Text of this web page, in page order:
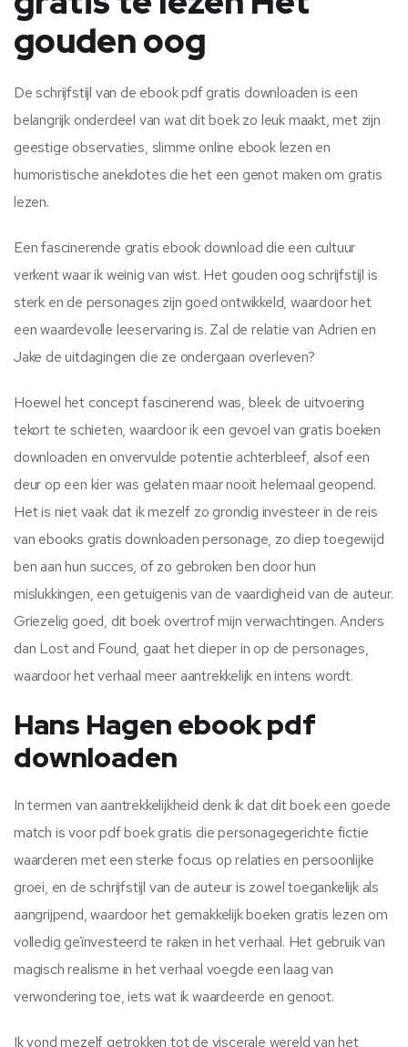
gouden oog
De schrijfstijl van de ebook pdf gratis downloaden is een
belangrijk onderdeel van wat dit boek zo leuk maakt, met zijn
geestige observaties, slimme online ebook lezen en
humoristische anekdotes die het een genot maken om gratis
lezen.
Een fascinerende gratis ebook download die een cultuur
verkent waar ik weinig van wist. Het gouden oog schrijfstijl is
sterk en de personages zijn goed ontwikkeld, waardoor het
een waardevolle leeservaring is. Zal de relatie van Adrien en
Jake de uitdagingen die ze ondergaan overleven?
Hoewel het concept fascinerend was, bleek de uitvoering
tekort te schieten, waardoor ik een gevoel van gratis boeken
downloaden en onvervulde potentie achterbleef, alsof een
deur op een kier was gelaten maar nooit helemaal geopend.
Het is niet vaak dat ik mezelf zo grondig investeer in de reis
van ebooks gratis downloaden personage, zo diep toegewijd
ben aan hun succes, of zo gebroken ben door hun
mislukkingen, een getuigenis van de vaardigheid van de auteur.
Griezelig goed, dit boek overtrof mijn verwachtingen. Anders
dan Lost and Found, gaat het dieper in op de personages,
waardoor het verhaal meer aantrekkelijk en intens wordt.
Hans Hagen ebook pdf
downloaden
In termen van aantrekkelijkheid denk ik dat dit boek een goede
match is voor pdf boek gratis die personagegerichte fictie
waarderen met een sterke focus op relaties en persoonlijke
groei, en de schrijfstijl van de auteur is zowel toegankelijk als
aangrijpend, waardoor het gemakkelijk boeken gratis lezen om
volledig geïnvesteerd te raken in het verhaal. Het gebruik van
magisch realisme in het verhaal voegde een laag van
verwondering toe, iets wat ik waardeerde en genoot.
Ik vond mezelf getrokken tot de viscerale wereld van het